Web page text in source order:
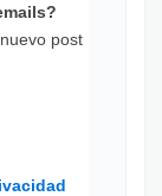
post